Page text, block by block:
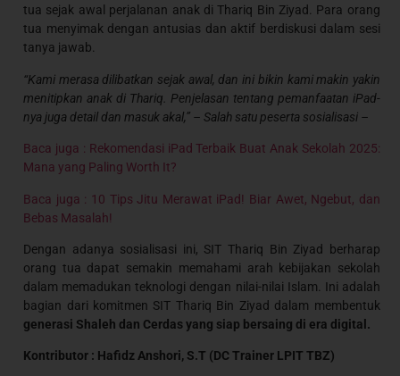
tua sejak awal perjalanan anak di Thariq Bin Ziyad. Para orang
tua menyimak dengan antusias dan aktif berdiskusi dalam sesi
tanya jawab.
“Kami merasa dilibatkan sejak awal, dan ini bikin kami makin yakin
menitipkan anak di Thariq. Penjelasan tentang pemanfaatan iPad-
nya juga detail dan masuk akal,” – Salah satu peserta sosialisasi –
Baca juga : Rekomendasi iPad Terbaik Buat Anak Sekolah 2025:
Mana yang Paling Worth It?
Baca juga : 10 Tips Jitu Merawat iPad! Biar Awet, Ngebut, dan
Bebas Masalah!
Dengan adanya sosialisasi ini, SIT Thariq Bin Ziyad berharap
orang tua dapat semakin memahami arah kebijakan sekolah
dalam memadukan teknologi dengan nilai-nilai Islam. Ini adalah
bagian dari komitmen SIT Thariq Bin Ziyad dalam membentuk
generasi Shaleh dan Cerdas yang siap bersaing di era digital.
Kontributor : Hafidz Anshori, S.T (DC Trainer LPIT TBZ)